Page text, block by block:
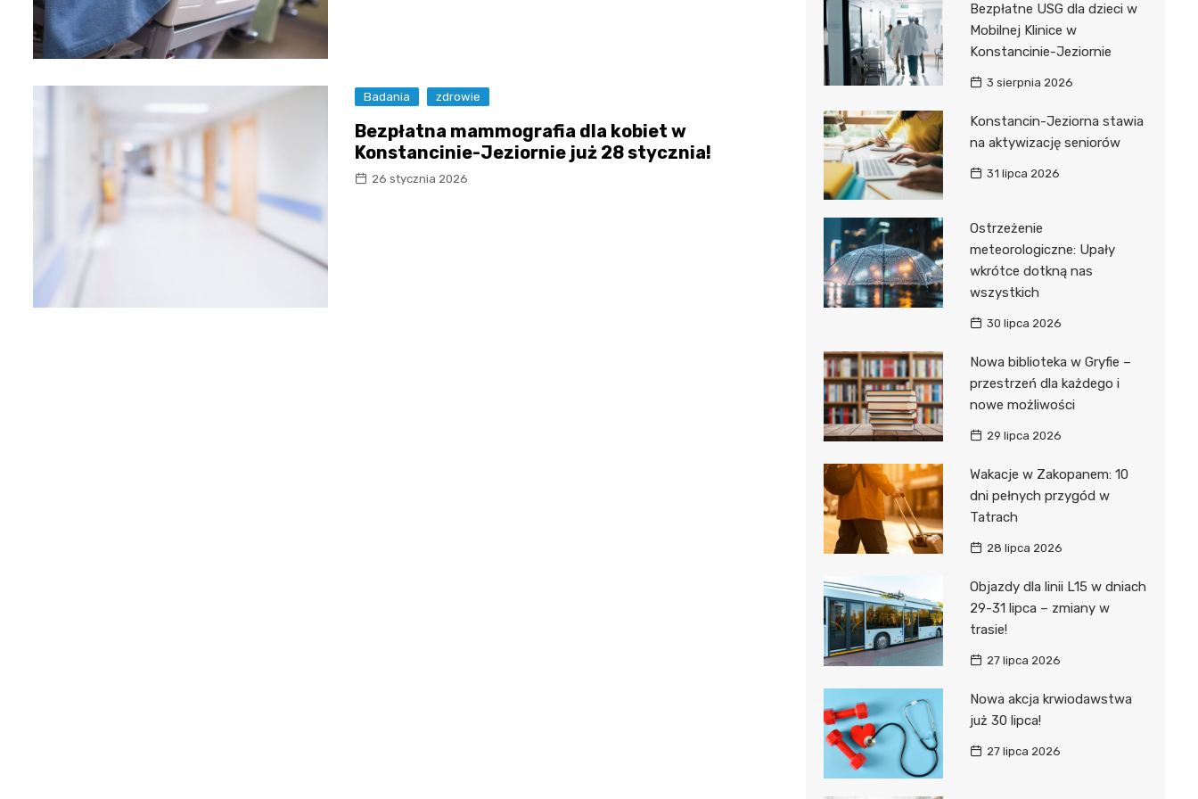
Badania zdrowie
Bezpłatna mammografia dla kobiet w
Konstancinie-Jeziornie już 28 stycznia!
26 stycznia 2026
Bezpłatne USG dla dzieci w
Mobilnej Klinice w
Konstancinie-Jeziornie
3 sierpnia 2026
Konstancin-Jeziorna stawia
na aktywizację seniorów
31 lipca 2026
Ostrzeżenie
meteorologiczne: Upały
wkrótce dotkną nas
wszystkich
30 lipca 2026
Nowa biblioteka w Gryfie –
przestrzeń dla każdego i
nowe możliwości
29 lipca 2026
Wakacje w Zakopanem: 10
dni pełnych przygód w
Tatrach
28 lipca 2026
Objazdy dla linii L15 w dniach
29-31 lipca – zmiany w
trasie!
27 lipca 2026
Nowa akcja krwiodawstwa
już 30 lipca!
27 lipca 2026